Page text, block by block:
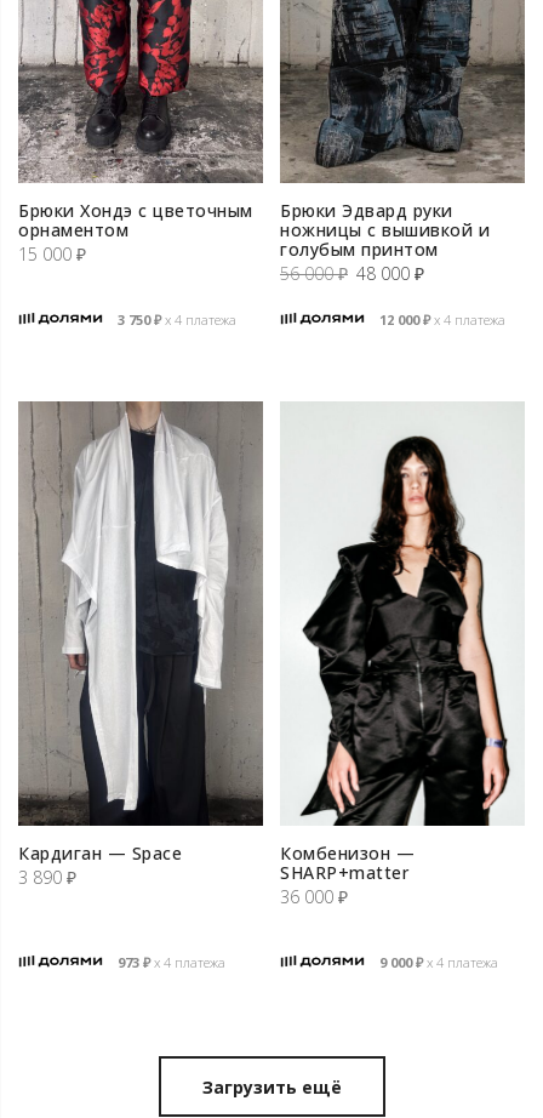
Брюки Хондэ с цветочным
орнаментом
15 000 ₽
3 750₽х 4 платежа
Брюки Эдвард руки
ножницы с вышивкой и
голубым принтом
56 000₽ Первоначальная
составляла
48 000 ₽Текущая
48
12 000₽х 4 платежа
Кардиган — Space
3 890 ₽
973 ₽х 4 платежа
Комбенизон —
SHARP+matter
36 000 ₽
9 000₽х 4 платежа